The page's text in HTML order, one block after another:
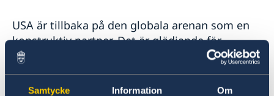
Samtycke Information Om
USA är tillbaka på den globala arenan som en
konstruktiv partner. Det är glädjande för
fortsatta och fördjupade samarbeten, inte
minst på klimat-, demokrati- och
jämställdhetsområdena. Samarbete med USA